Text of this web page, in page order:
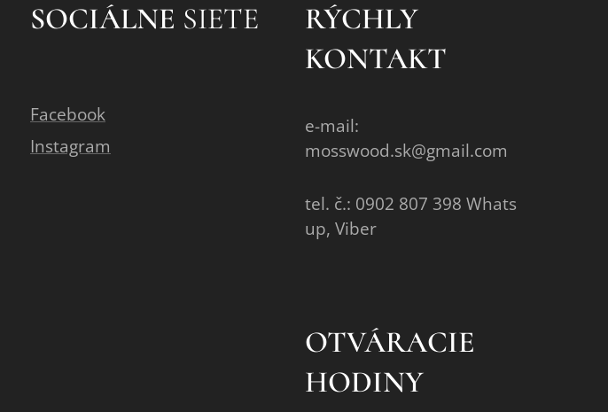
SOCIÁLNE SIETE
Facebook
Instagram
RÝCHLY
KONTAKT
e-mail:
mosswood.sk@gmail.com
tel. č.: 0902 807 398 Whats
up, Viber
OTVÁRACIE
HODINY